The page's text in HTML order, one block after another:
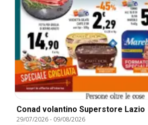
Conad volantino Superstore Lazio
29/07/2026- 09/08/2026